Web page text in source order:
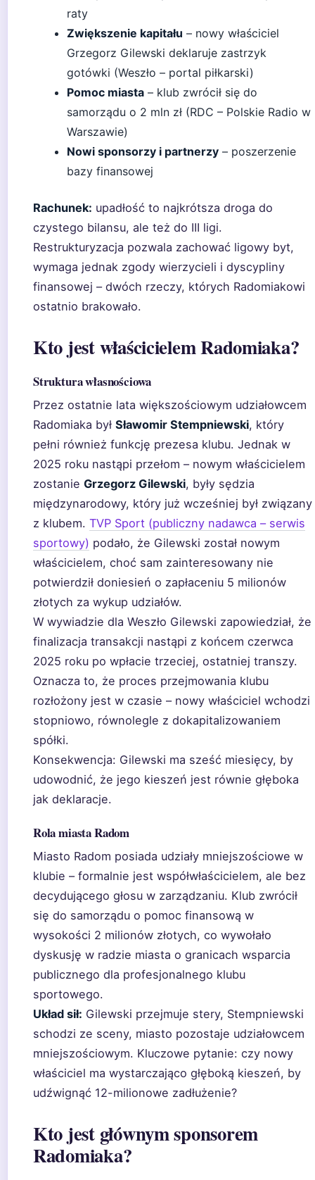
raty
Zwiększenie kapitału – nowy właściciel
Grzegorz Gilewski deklaruje zastrzyk
gotówki (Weszło – portal piłkarski)
Pomoc miasta – klub zwrócił się do
samorządu o 2 mln zł (RDC – Polskie Radio w
Warszawie)
Nowi sponsorzy i partnerzy – poszerzenie
bazy finansowej
Rachunek: upadłość to najkrótsza droga do
czystego bilansu, ale też do III ligi.
Restrukturyzacja pozwala zachować ligowy byt,
wymaga jednak zgody wierzycieli i dyscypliny
finansowej – dwóch rzeczy, których Radomiakowi
ostatnio brakowało.
Kto jest właścicielem Radomiaka?
Struktura własnościowa
Przez ostatnie lata większościowym udziałowcem
Radomiaka był Sławomir Stempniewski, który
pełni również funkcję prezesa klubu. Jednak w
2025 roku nastąpi przełom – nowym właścicielem
zostanie Grzegorz Gilewski, były sędzia
międzynarodowy, który już wcześniej był związany
z klubem. TVP Sport (publiczny nadawca – serwis
sportowy) podało, że Gilewski został nowym
właścicielem, choć sam zainteresowany nie
potwierdził doniesień o zapłaceniu 5 milionów
złotych za wykup udziałów.
W wywiadzie dla Weszło Gilewski zapowiedział, że
finalizacja transakcji nastąpi z końcem czerwca
2025 roku po wpłacie trzeciej, ostatniej transzy.
Oznacza to, że proces przejmowania klubu
rozłożony jest w czasie – nowy właściciel wchodzi
stopniowo, równolegle z dokapitalizowaniem
spółki.
Konsekwencja: Gilewski ma sześć miesięcy, by
udowodnić, że jego kieszeń jest równie głęboka
jak deklaracje.
Rola miasta Radom
Miasto Radom posiada udziały mniejszościowe w
klubie – formalnie jest współwłaścicielem, ale bez
decydującego głosu w zarządzaniu. Klub zwrócił
się do samorządu o pomoc finansową w
wysokości 2 milionów złotych, co wywołało
dyskusję w radzie miasta o granicach wsparcia
publicznego dla profesjonalnego klubu
sportowego.
Układ sił: Gilewski przejmuje stery, Stempniewski
schodzi ze sceny, miasto pozostaje udziałowcem
mniejszościowym. Kluczowe pytanie: czy nowy
właściciel ma wystarczająco głęboką kieszeń, by
udźwignąć 12-milionowe zadłużenie?
Kto jest głównym sponsorem
Radomiaka?